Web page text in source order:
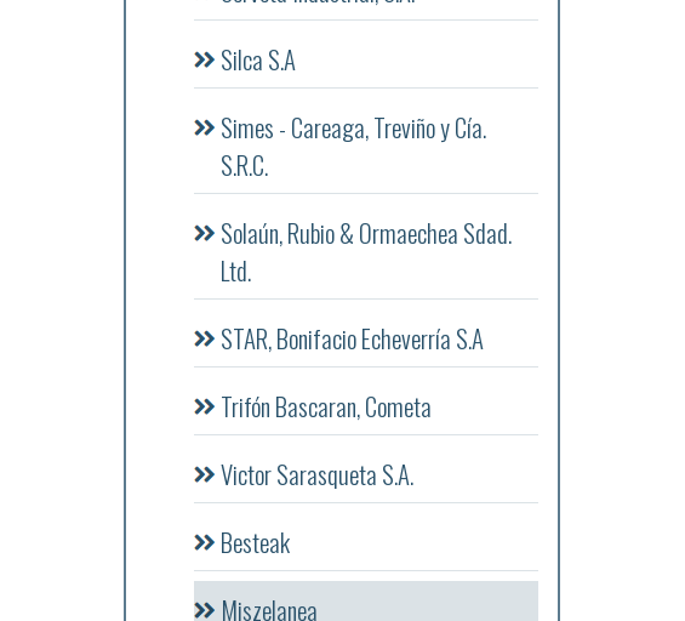
Silca S.A
Simes - Careaga, Treviño y Cía.
S.R.C.
Solaún, Rubio & Ormaechea Sdad.
Ltd.
STAR, Bonifacio Echeverría S.A
Trifón Bascaran, Cometa
Victor Sarasqueta S.A.
Besteak
Miszelanea